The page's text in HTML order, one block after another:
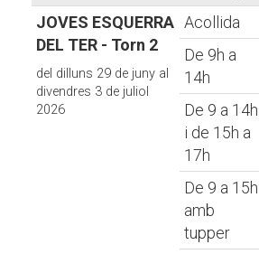
JOVES ESQUERRA
DEL TER - Torn 2
del dilluns 29 de juny al
divendres 3 de juliol
2026
Acollida
De 9h a
14h
De 9 a 14h
i de 15h a
17h
De 9 a 15h
amb
tupper